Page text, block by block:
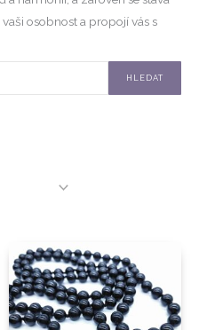
osobnost a propojí vás s
HLEDAT